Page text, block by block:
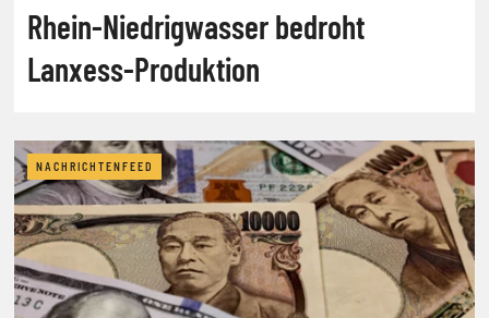
Rhein-Niedrigwasser bedroht
Lanxess-Produktion
NACHRICHTENFEED